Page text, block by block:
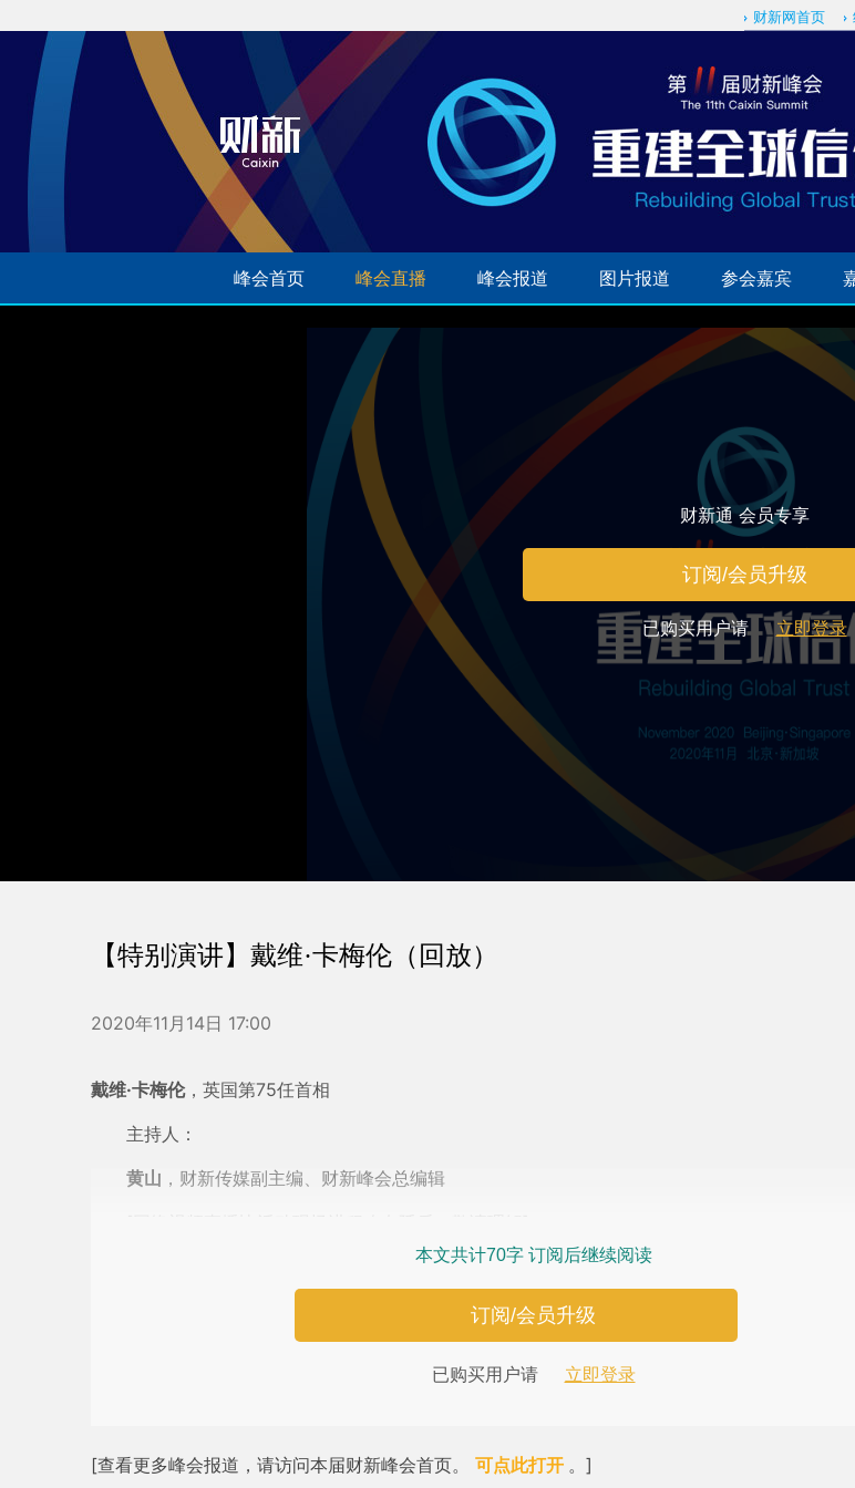
财新网首页
峰会首页 峰会直播 峰会报道 图片报道 参会嘉宾
财新通 会员专享
订阅/会员升级
已购买用户请 立即登录
【特别演讲】戴维·卡梅伦（回放）
2020年11月14日 17:00
戴维·卡梅伦，英国第75任首相
主持人：
黄山 ，财新传媒副主编、财新峰会总编辑
本文共计70字 订阅后继续阅读
订阅/会员升级
已购买用户请 立即登录
[查看更多峰会报道，请访问本届财新峰会首页。 可点此打开 。]